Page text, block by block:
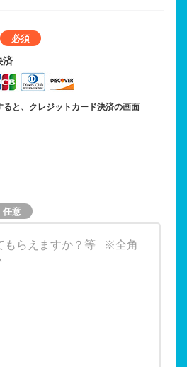
済
と、クレジットカード決済の画面